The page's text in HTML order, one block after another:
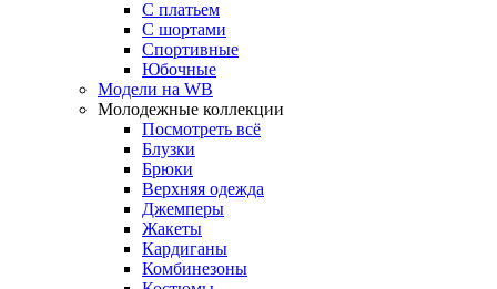
С платьем
С шортами
Спортивные
Юбочные
Модели на WB
Молодежные коллекции
Посмотреть всё
Блузки
Брюки
Верхняя одежда
Джемперы
Жакеты
Кардиганы
Комбинезоны